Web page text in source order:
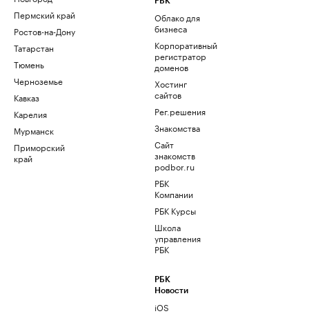
Пермский край
Ростов-на-Дону
Татарстан
Тюмень
Черноземье
Кавказ
Карелия
Мурманск
Приморский
край
Облако для
бизнеса
Корпоративный
регистратор
доменов
Хостинг
сайтов
Рег.решения
Знакомства
Сайт
знакомств
podbor.ru
РБК
Компании
РБК Курсы
Школа
управления
РБК
РБК
Новости
iOS